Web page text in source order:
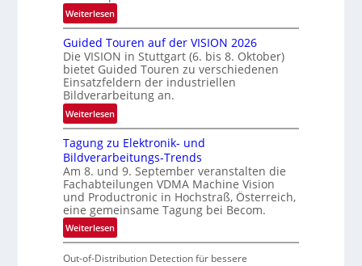
r
e
z
t
e
M
ö
g
l
i
c
h
k
e
i
Weiterlesen:
R
ü
c
k
k
e
h
d
e
r
i
n
V
I
S
Guided Touren auf der VISION 2026
Die VISION in Stuttgart (6. bis 8. Oktober)
bietet Guided Touren zu verschiedenen
Einsatzfeldern der industriellen
Bildverarbeitung an.
Weiterlesen:
G
u
i
d
e
d
T
o
Tagung zu Elektronik- und
Bildverarbeitungs-Trends
Am 8. und 9. September veranstalten die
Fachabteilungen VDMA Machine Vision
und Productronic in Hochstraß, Österreich,
eine gemeinsame Tagung bei Becom.
Weiterlesen:
T
a
Out-of-Distribution Detection für bessere